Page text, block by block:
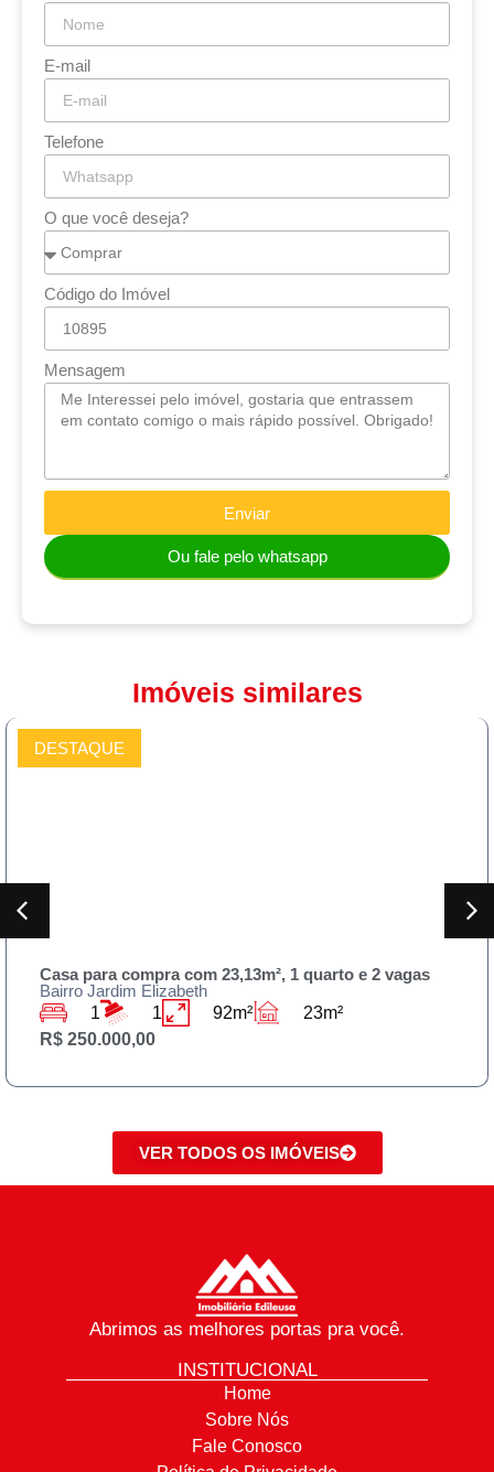
E-mail
Telefone
O que você deseja?
Código do Imóvel
Mensagem
Enviar
Ou fale pelo whatsapp
Imóveis similares
DESTAQUE
Sobrado para compra 230m² , 3 quartos e 3
Bairro Jardim Rodolfo Pirani
3
3 125m²
R$ 590.000,00
VER TODOS OS IMÓVEIS
Abrimos as melhores portas pra você.
INSTITUCIONAL
Home
Sobre Nós
Fale Conosco